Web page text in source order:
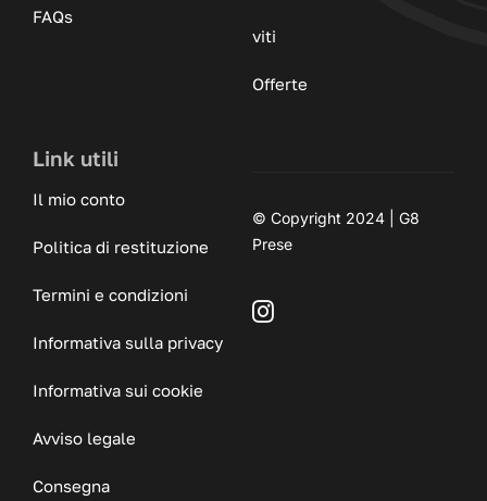
FAQs
viti
Offerte
Link utili
Il mio conto
Politica di restituzione
Termini e condizioni
Informativa sulla privacy
Informativa sui cookie
Avviso legale
Consegna
© Copyright 2024 | G8
Prese